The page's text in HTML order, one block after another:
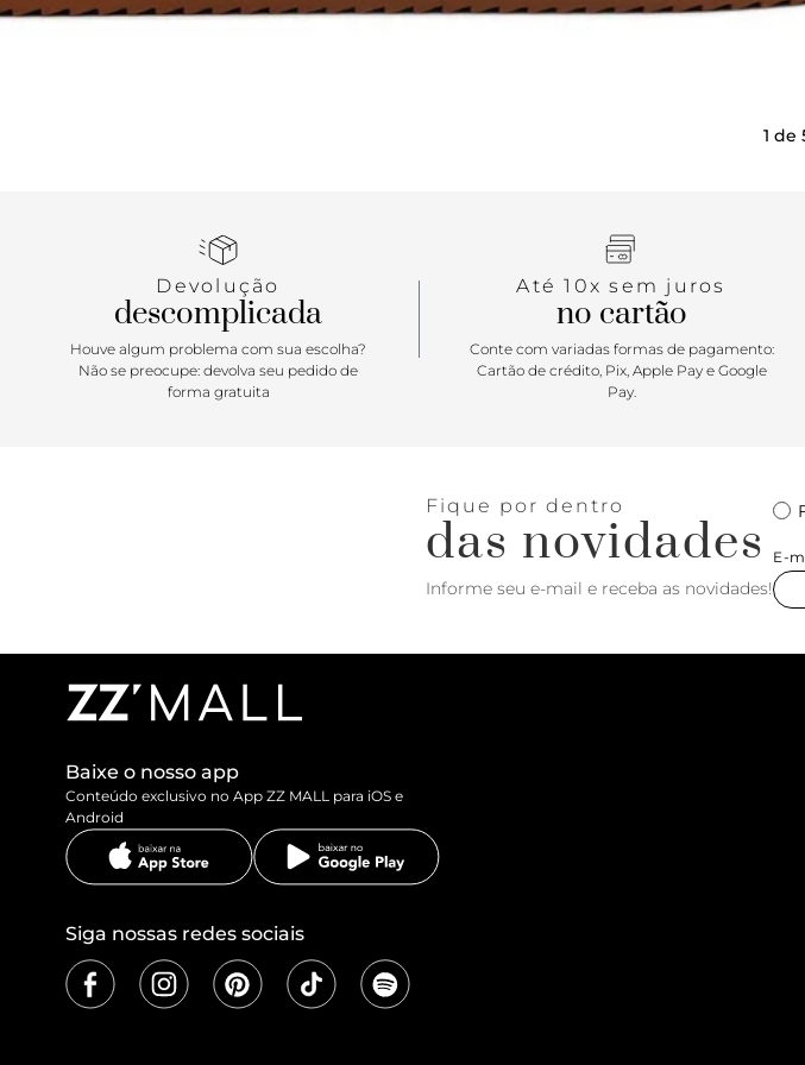
1 de
Devolução
descomplicada
Houve algum problema com sua escolha?
Não se preocupe: devolva seu pedido de
forma gratuita
Até 10x sem juros
no cartão
Conte com variadas formas de pagamento:
Cartão de crédito, Pix, Apple Pay e Google
Pay.
Fique por dentro
das novidades
Informe seu e-mail e receba as novidades!
E-
Baixe o nosso app
Conteúdo exclusivo no App ZZ MALL para iOS e
Android
Siga nossas redes sociais